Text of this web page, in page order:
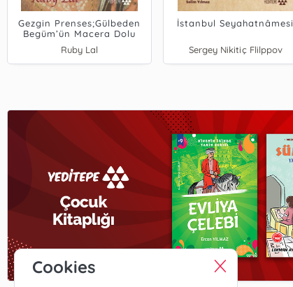
Gezgin Prenses;Gülbeden
Begüm’ün Macera Dolu
Yaşamı
Ruby Lal
İstanbul Seyahatnâmesi
Sergey Nikitiç Flilppov
Cookies